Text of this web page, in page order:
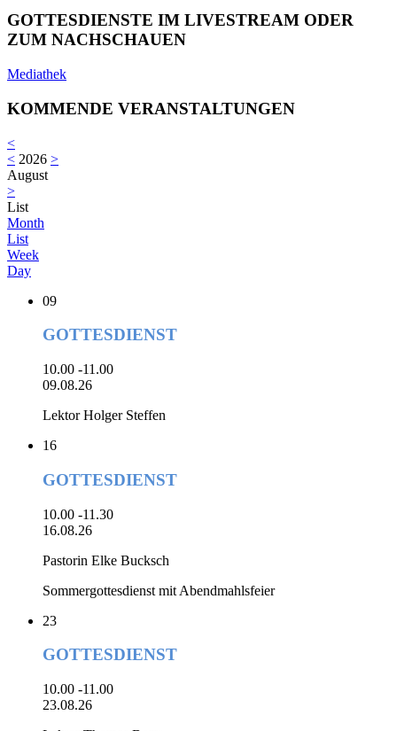
GOTTESDIENSTE IM LIVESTREAM ODER
ZUM NACHSCHAUEN
Mediathek
KOMMENDE VERANSTALTUNGEN
<
< 2026 >
August
>
List
Month
List
Week
Day
09
GOTTESDIENST
10.00 -11.00
09.08.26
Lektor Holger Steffen
16
GOTTESDIENST
10.00 -11.30
16.08.26
Pastorin Elke Bucksch
Sommergottesdienst mit Abendmahlsfeier
23
GOTTESDIENST
10.00 -11.00
23.08.26